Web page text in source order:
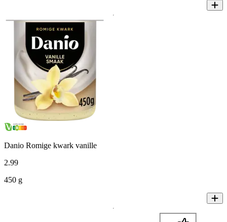
Danio Romige kwark vanille
2.99
450 g